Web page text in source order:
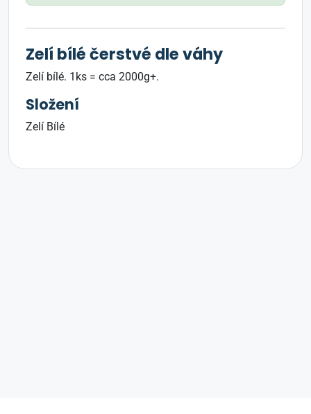
Zelí bílé čerstvé dle váhy
Zelí bílé. 1ks = cca 2000g+.
Složení
Zelí Bílé